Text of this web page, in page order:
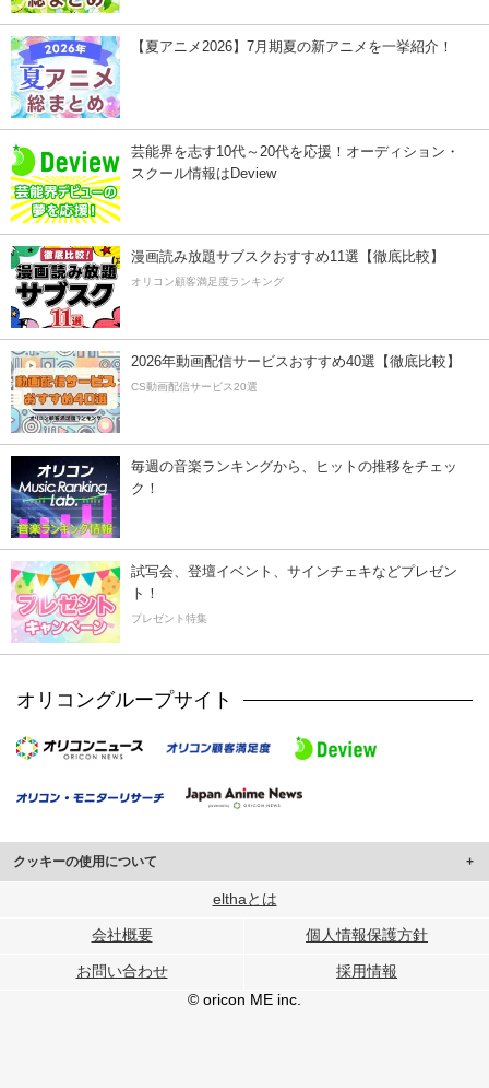
【夏アニメ2026】7月期夏の新アニメを一挙紹介！
芸能界を志す10代～20代を応援！オーディション・
スクール情報はDeview
漫画読み放題サブスクおすすめ11選【徹底比較】
オリコン顧客満足度ランキング
2026年動画配信サービスおすすめ40選【徹底比較】
CS動画配信サービス20選
毎週の音楽ランキングから、ヒットの推移をチェッ
ク！
試写会、登壇イベント、サインチェキなどプレゼン
ト！
プレゼント特集
オリコングループサイト
クッキーの使用について
このサイトでは Cookie を使用して、ユーザーに合わせたコンテンツや広告の
行っています。
メディアや広告配信、データ解析の各パートナーに提供しています。
各パートナーは、この情報とユーザーが各パートナーに提供した他の情報や、
ユーザーが各パートナーのサービスを使用したときに収集した他の情報を組み
elthaとは
会社概要 個人情報保護方針
お問い合わせ
採用情報
© oricon ME inc.